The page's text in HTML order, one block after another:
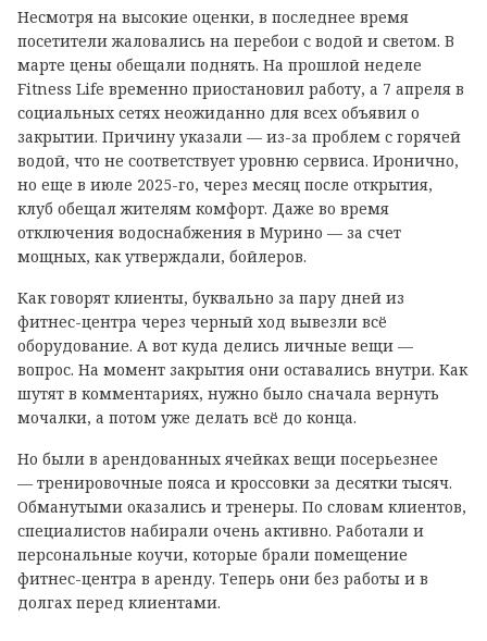
Несмотря на высокие оценки, в последнее время
посетители жаловались на перебои с водой и светом. В
марте цены обещали поднять. На прошлой неделе
Fitness Life временно приостановил работу, а 7 апреля в
социальных сетях неожиданно для всех объявил о
закрытии. Причину указали — из-за проблем с горячей
водой, что не соответствует уровню сервиса. Иронично,
но еще в июле 2025-го, через месяц после открытия,
клуб обещал жителям комфорт. Даже во время
отключения водоснабжения в Мурино — за счет
мощных, как утверждали, бойлеров.
Как говорят клиенты, буквально за пару дней из
фитнес-центра через черный ход вывезли всё
оборудование. А вот куда делись личные вещи —
вопрос. На момент закрытия они оставались внутри. Как
шутят в комментариях, нужно было сначала вернуть
мочалки, а потом уже делать всё до конца.
Но были в арендованных ячейках вещи посерьезнее
— тренировочные пояса и кроссовки за десятки тысяч.
Обманутыми оказались и тренеры. По словам клиентов,
специалистов набирали очень активно. Работали и
персональные коучи, которые брали помещение
фитнес-центра в аренду. Теперь они без работы и в
долгах перед клиентами.